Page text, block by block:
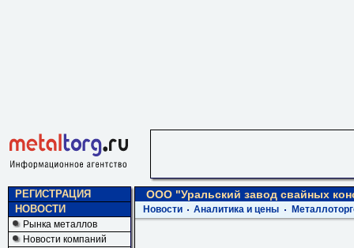
РЕГИСТРАЦИЯ
НОВОСТИ
Рынка металлов
Новости компаний
ООО "Уральский завод свайных
Новости Аналитика и цены